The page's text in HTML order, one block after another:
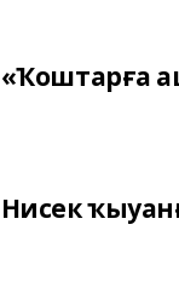
«Ҡоштарға
Нисек